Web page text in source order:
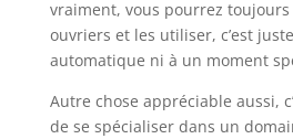
vraiment, vous pourrez
ouvriers et les utiliser, c’est
automatique ni à un moment
Autre chose appréciable aussi,
de se spécialiser dans un